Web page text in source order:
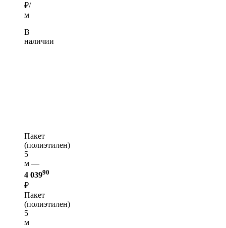
₽/
м
В
наличии
Пакет
(полиэтилен)
5
м —
4 03990
₽
Пакет
(полиэтилен)
5
м